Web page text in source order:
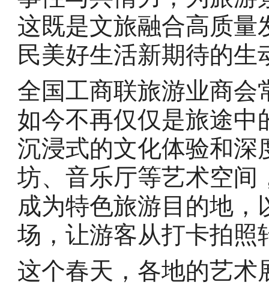
这既是文旅融合高质量
民美好生活新期待的生
全国工商联旅游业商会
如今不再仅仅是旅途中
沉浸式的文化体验和深
坊、音乐厅等艺术空间
成为特色旅游目的地
场，让游客从打卡拍照
这个春天，各地的艺术